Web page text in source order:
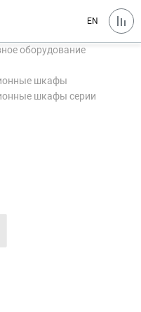
EN
оборудование
шкафы
шкафы серии